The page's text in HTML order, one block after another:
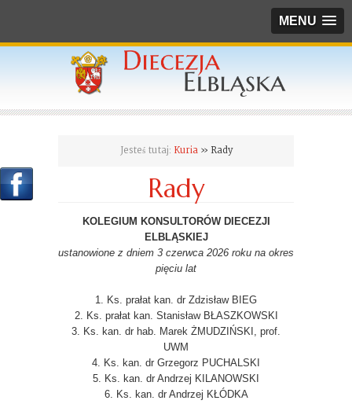
MENU
Jesteś tutaj: Kuria» Rady
Rady
KOLEGIUM KONSULTORÓW DIECEZJI
ELBLĄSKIEJ
ustanowione z dniem 3 czerwca 2026 roku na okres
pięciu lat
1. Ks. prałat kan. dr Zdzisław BIEG
2. Ks. prałat kan. Stanisław BŁASZKOWSKI
3. Ks. kan. dr hab. Marek ŻMUDZIŃSKI, prof.
UWM
4. Ks. kan. dr Grzegorz PUCHALSKI
5. Ks. kan. dr Andrzej KILANOWSKI
6. Ks. kan. dr Andrzej KŁÓDKA